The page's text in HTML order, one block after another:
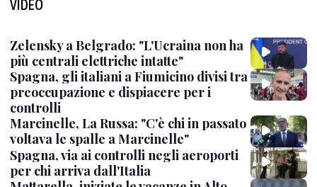
VIDEO
Zelensky a Belgrado: "L'Ucraina non ha
più centrali elettriche intatte"
Spagna, gli italiani a Fiumicino divisi tra
preoccupazione e dispiacere per i
controlli
Marcinelle, La Russa: "C'è chi in passato
voltava le spalle a Marcinelle"
Spagna, via ai controlli negli aeroporti
per chi arriva dall'Italia